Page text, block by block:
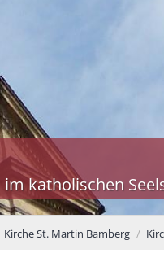
im katholischen
Kirche St. Martin Bamberg